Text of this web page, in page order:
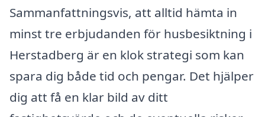
Sammanfattningsvis, att alltid hämta in
minst tre erbjudanden för husbesiktning i
Herstadberg är en klok strategi som kan
spara dig både tid och pengar. Det hjälper
dig att få en klar bild av ditt